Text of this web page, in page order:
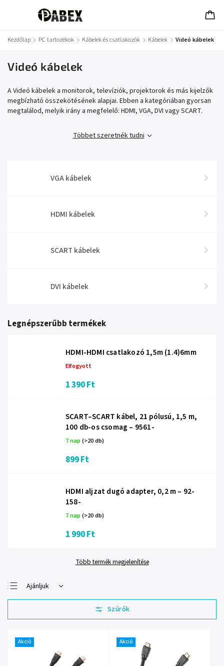
Kezdőlap / PC tartozékok / Kábelek és csatlakozók / Kábelek / Videó kábelek
Videó kábelek
A Videó kábelek a monitorok, televíziók, projektorok és más kijelzők
megbízható összekötésének alapjai. Ebben a kategóriában gyorsan
megtalálod, melyik irány a megfelelő: HDMI, VGA, DVI vagy SCART.
Többet szeretnék tudni
VGA kábelek
HDMI kábelek
SCART kábelek
DVI kábelek
Legnépszerűbb termékek
HDMI-HDMI csatlakozó 1,5m (1.4)6mm
Elfogyott
1 390 Ft
SCART–SCART kábel, 21 pólusú, 1,5 m,
100 db-os csomag – 9561-
7 nap(>20 db)
899 Ft
HDMI aljzat dugó adapter, 0,2 m – 92-
158-
7 nap(>20 db)
1 990 Ft
Több termék megjelenítése
Ajánljuk
Legolcsóbb elöl
Legdrágább
termékek
ABC szerint
Akció Akció